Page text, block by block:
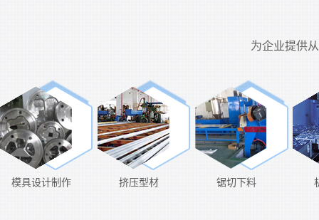
为企业提供
模具设计制作 挤压型材 锯切下料